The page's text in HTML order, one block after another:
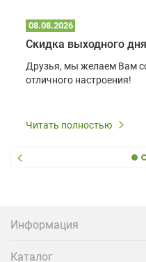
08.08.2026
Скидка выходного
Друзья, мы желаем Вам
отличного настроения!
Читать полностью
Информация
Каталог